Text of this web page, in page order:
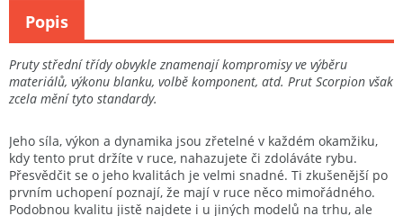
Pruty střední třídy obvykle znamenají kompromisy ve výběru
materiálů, výkonu blanku, volbě komponent, atd. Prut Scorpion však
zcela mění tyto standardy.
Jeho síla, výkon a dynamika jsou zřetelné v každém okamžiku,
kdy tento prut držíte v ruce, nahazujete či zdoláváte rybu.
Přesvědčit se o jeho kvalitách je velmi snadné. Ti zkušenější po
prvním uchopení poznají, že mají v ruce něco mimořádného.
Podobnou kvalitu jistě najdete i u jiných modelů na trhu, ale
Popis